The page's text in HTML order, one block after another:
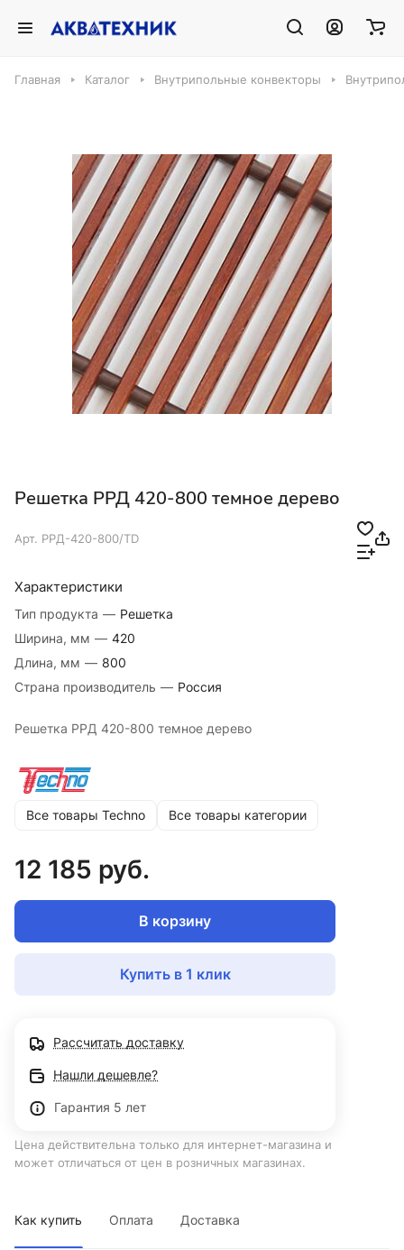
Главная Каталог Внутрипольные конвекторы
Решетка РРД 420-800 темное дерево
Арт. РРД-420-800/TD
Характеристики
Тип продукта — Решетка
Ширина, мм — 420
Длина, мм — 800
Страна производитель — Россия
Решетка РРД 420-800 темное дерево
Все товары Techno Все товары категории
12 185 руб.
В корзину
Купить в 1 клик
Рассчитать доставку
Нашли дешевле?
Гарантия 5 лет
Цена действительна только для интернет-магазина и
может отличаться от цен в розничных магазинах.
Как купить Оплата Доставка